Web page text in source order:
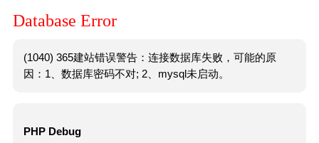
Database Error
(1040) 365建站错误警告：连接数据库失败，可能的原
因：1、数据库密码不对; 2、mysql未启动。
PHP Debug